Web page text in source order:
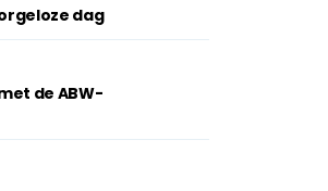
dag
de ABW-